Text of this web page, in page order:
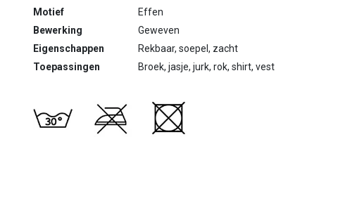
Motief
Effen
Bewerking
Geweven
Eigenschappen
Rekbaar, soepel, zacht
Toepassingen
Broek, jasje, jurk, rok, shirt, vest